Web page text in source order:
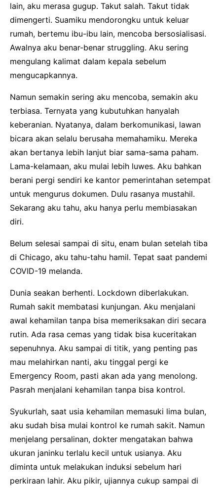
lain, aku merasa gugup. Takut salah. Takut tidak
dimengerti. Suamiku mendorongku untuk keluar
rumah, bertemu ibu-ibu lain, mencoba bersosialisasi.
Awalnya aku benar-benar struggling. Aku sering
mengulang kalimat dalam kepala sebelum
mengucapkannya.
Namun semakin sering aku mencoba, semakin aku
terbiasa. Ternyata yang kubutuhkan hanyalah
keberanian. Nyatanya, dalam berkomunikasi, lawan
bicara akan selalu berusaha memahamiku. Mereka
akan bertanya lebih lanjut biar sama-sama paham.
Lama-kelamaan, aku mulai lebih luwes. Aku bahkan
berani pergi sendiri ke kantor pemerintahan setempat
untuk mengurus dokumen. Dulu rasanya mustahil.
Sekarang aku tahu, aku hanya perlu membiasakan
diri.
Belum selesai sampai di situ, enam bulan setelah tiba
di Chicago, aku tahu-tahu hamil. Tepat saat pandemi
COVID-19 melanda.
Dunia seakan berhenti. Lockdown diberlakukan.
Rumah sakit membatasi kunjungan. Aku menjalani
awal kehamilan tanpa bisa memeriksakan diri secara
rutin. Ada rasa cemas yang tidak bisa kuceritakan
sepenuhnya. Aku sampai di titik, yang penting pas
mau melahirkan nanti, aku tinggal pergi ke
Emergency Room, pasti akan ada yang menolong.
Pasrah menjalani kehamilan tanpa bisa kontrol.
Syukurlah, saat usia kehamilan memasuki lima bulan,
aku sudah bisa mulai kontrol ke rumah sakit. Namun
menjelang persalinan, dokter mengatakan bahwa
ukuran janinku terlalu kecil untuk usianya. Aku
diminta untuk melakukan induksi sebelum hari
perkiraan lahir. Aku pikir, ujiannya cukup sampai di